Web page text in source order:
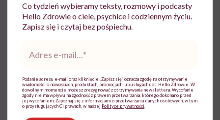
https://www.j-alz.com.
Dziennikarka, pisarka, matka. Uwielbia
aktywnie odpoczywać, czytać, podróżować,
a przede wszystkim pisać
Co tydzień wybieramy teksty, rozmowy i podcasty
Hello Zdrowie o ciele, psychice i codziennym życiu.
Zapisz się i czytaj bez pośpiechu.
mail*
Podanie adresu e-mail oraz kliknięcie „Zapisz się” oznacza zgodę na otrzymywanie
wiadomości o nowościach, produktach, promocjach lub usługach dot. Hello Zdrowie. W
dowolnym momencie możesz zrezygnować z otrzymywania newslettera. Wycofanie
zgody nie ma wpływu na zgodność z prawem przetwarzania, którego dokonano przed
jej wycofaniem. Zapoznaj się z informacjami o przetwarzaniu danych osobowych, w tym
o przysługujących Ci prawach, w naszej Polityce prywatności